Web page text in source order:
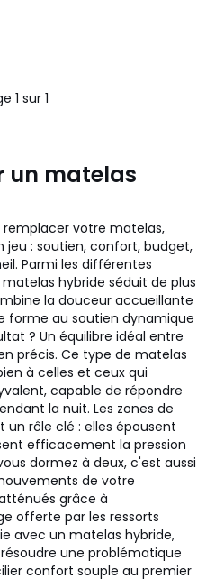
1 sur 1
un matelas
votre matelas,
jeu : soutien, confort, budget,
Parmi les différentes
hybride séduit de plus
la douceur accueillante
forme au soutien dynamique
? Un équilibre idéal entre
précis. Ce type de matelas
à celles et ceux qui
capable de répondre
la nuit. Les zones de
rôle clé : elles épousent
efficacement la pression
dormez à deux, c'est aussi
de votre
grâce à
offerte par les ressorts
avec un matelas hybride,
une problématique
confort souple au premier